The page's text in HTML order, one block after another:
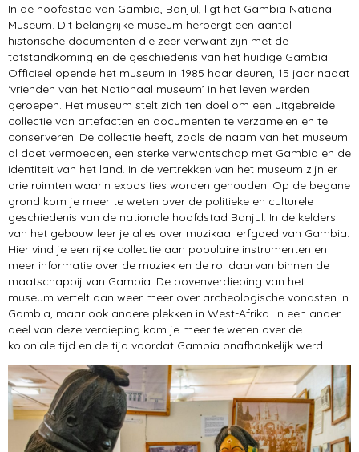
In de hoofdstad van Gambia, Banjul, ligt het Gambia National
Museum. Dit belangrijke museum herbergt een aantal
historische documenten die zeer verwant zijn met de
totstandkoming en de geschiedenis van het huidige Gambia.
Officieel opende het museum in 1985 haar deuren, 15 jaar nadat
‘vrienden van het Nationaal museum’ in het leven werden
geroepen. Het museum stelt zich ten doel om een uitgebreide
collectie van artefacten en documenten te verzamelen en te
conserveren. De collectie heeft, zoals de naam van het museum
al doet vermoeden, een sterke verwantschap met Gambia en de
identiteit van het land. In de vertrekken van het museum zijn er
drie ruimten waarin exposities worden gehouden. Op de begane
grond kom je meer te weten over de politieke en culturele
geschiedenis van de nationale hoofdstad Banjul. In de kelders
van het gebouw leer je alles over muzikaal erfgoed van Gambia.
Hier vind je een rijke collectie aan populaire instrumenten en
meer informatie over de muziek en de rol daarvan binnen de
maatschappij van Gambia. De bovenverdieping van het
museum vertelt dan weer meer over archeologische vondsten in
Gambia, maar ook andere plekken in West-Afrika. In een ander
deel van deze verdieping kom je meer te weten over de
koloniale tijd en de tijd voordat Gambia onafhankelijk werd.